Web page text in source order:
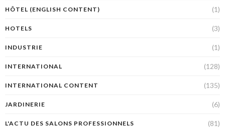
HÔTEL (ENGLISH CONTENT) (1)
HOTELS (3)
INDUSTRIE (1)
INTERNATIONAL (128)
INTERNATIONAL CONTENT (135)
JARDINERIE (6)
L'ACTU DES SALONS PROFESSIONNELS (81)